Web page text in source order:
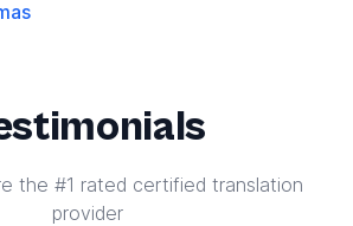
the #1 rated certified translation
provider